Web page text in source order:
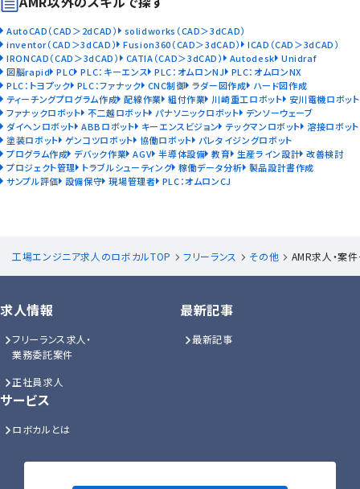
AutoCAD（CAD＞2dCAD）
solidworks（CAD＞3dCAD）
inventor（CAD＞3dCAD） Fusion360（CAD＞3dCAD）
ICAD（CAD＞3dCAD）
IRONCAD（CAD＞3dCAD）
CATIA（CAD＞3dCAD） Autodesk Unidraf
図脳rapid PLC PLC：キーエンス PLC：オムロンNJ
PLC：オムロンNX
PLC：トヨプック PLC：ファナック CNC制御 ラダー図作成
ハード図作成
ティーチングプログラム作成 配線作業 組付作業 川崎重工ロボット
安川電機ロボット
ファナックロボット
不二越ロボット パナソニックロボット デンソーウェーブ
ダイヘンロボット ABBロボット キーエンスビジョン テックマンロボット 溶接ロボット
塗装ロボット ゲンコツロボット 協働ロボット
パレタイジングロボット
プログラム作成 デバック作業 AGV 半導体設備 教育 生産ライン設計 改善検討
プロジェクト管理 トラブルシューティング 稼働データ分析 製品設計書作成
サンプル評価 設備保守 現場管理者 PLC：オムロンCJ
工場エンジニア求人のロボカルTOP フリーランス その他 AMR求人・案
求人情報
フリーランス求人・
業務委託案件
正社員求人
最新記事
最新記事
サービス
ロボカルとは